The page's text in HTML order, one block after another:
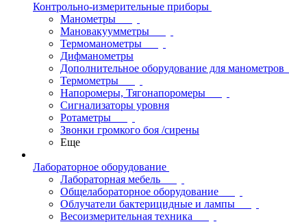
Контрольно-измерительные приборы
Манометры
Мановакуумметры
Термоманометры
Дифманометры
Дополнительное оборудование для манометров
Термометры
Напоромеры, Тягонапоромеры
Сигнализаторы уровня
Ротаметры
Звонки громкого боя /сирены
Еще
Лабораторное оборудование
Лабораторная мебель
Общелабораторное оборудование
Облучатели бактерицидные и лампы
Весоизмерительная техника